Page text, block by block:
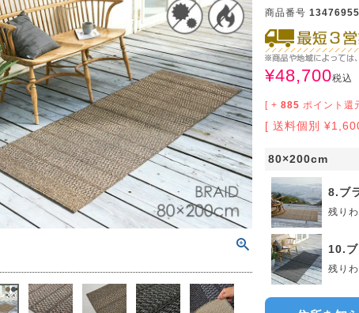
テン生地 無料サンプル
LIFE
カーテン（遮光カーテン）
（遮光カーテン）
（遮光カーテン）
ーテン（厚地カーテン）
（厚地カーテン）
（厚地カーテン）
カーテンレースカーテン)
レースカーテン)
レースカーテン)
ンを機能で選ぶ
光カーテン
ーテン
レースカーテン
ースカーテン
ンをテイストで選ぶ
物柄(厚地カーテン)
柄(厚地カーテン)
無地調(厚地カーテン)
ン生地 無料サンプル
LIFE
ンデザイン一覧
をサイズで選ぶ
程度
程度
程度
程度
程度
程度
（円形）
機能で選ぶ
/ホットカーペット対応
グ
グ
ラグ
ゲン抑制ラグ
グ
サイズの選び方
選び方講座
お手入れ方法
ットをサイズで選ぶ
（江戸間2畳）
（江戸間3畳）
（江戸間4.5畳）
（江戸間6畳）
（江戸間8畳）
（本間2畳）
カーペット
ットのサイズの選び方
ットの選び方講座
ットのお手入れ方法
ットデザイン一覧
ット
変形サイズ
ンマット
を機能で選ぶ
マット
め加工
のお手入れ方法
デザイン一覧
ーカーテン
ン
ョンカバー
パ
地
チン収納・ラック
グ用品
ッド
商品番号
¥48,700税込
[ + 885 ポイント還
送料個別 ¥
80×200cm
8.ブ
残り
10.
残り